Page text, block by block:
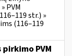
PVM
str.) »
(116–119
PVM